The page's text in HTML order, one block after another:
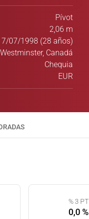
Pívot
2,06 m
07/1998 (28 años)
Canadá
Chequia
EUR
% 3 PT
0,0 %